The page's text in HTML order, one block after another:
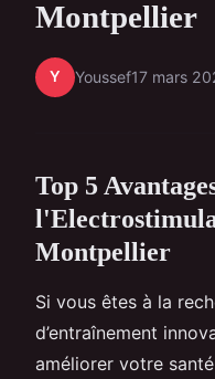
Montpellier
Y Youssef17 mars
Top 5
Montpellier
Si vous êtes à la
d’entraînement
améliorer votre